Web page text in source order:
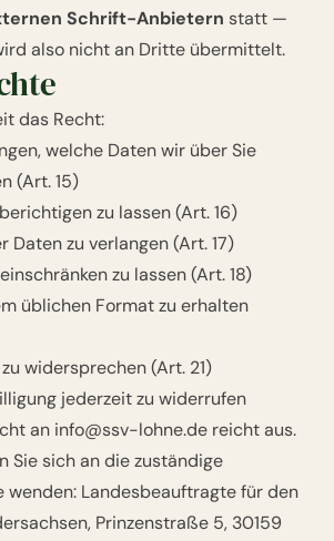
Schrift-Anbietern statt —
also nicht an Dritte übermittelt.
das Recht:
welche Daten wir über Sie
(Art. 15)
zu lassen (Art. 16)
Daten zu verlangen (Art. 17)
zu lassen (Art. 18)
üblichen Format zu erhalten
widersprechen (Art. 21)
jederzeit zu widerrufen
an info@ssv-lohne.de reicht aus.
Sie sich an die zuständige
Landesbeauftragte für den
Prinzenstraße 5, 30159